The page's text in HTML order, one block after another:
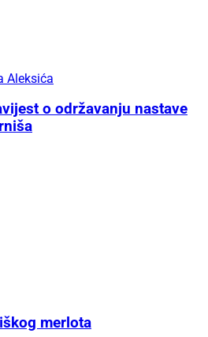
Aleksića
o održavanju nastave
merlota